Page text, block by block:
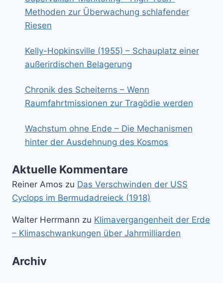
Methoden zur Überwachung schlafender
Riesen
Kelly-Hopkinsville (1955) – Schauplatz einer
außerirdischen Belagerung
Chronik des Scheiterns – Wenn
Raumfahrtmissionen zur Tragödie werden
Wachstum ohne Ende – Die Mechanismen
hinter der Ausdehnung des Kosmos
Aktuelle Kommentare
Reiner Amos zu Das Verschwinden der USS
Cyclops im Bermudadreieck (1918)
Walter Herrmann zu Klimavergangenheit der Erde
– Klimaschwankungen über Jahrmilliarden
Archiv